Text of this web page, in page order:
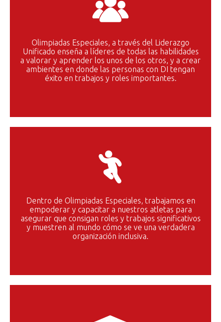
Olimpiadas Especiales, a través del Liderazgo
Unificado enseña a líderes de todas las habilidades
a valorar y aprender los unos de los otros, y a crear
ambientes en donde las personas con DI tengan
éxito en trabajos y roles importantes.
Dentro de Olimpiadas Especiales, trabajamos en
empoderar y capacitar a nuestros atletas para
asegurar que consigan roles y trabajos significativos
y muestren al mundo cómo se ve una verdadera
organización inclusiva.